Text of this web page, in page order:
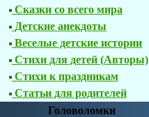
Сказки со всего мира
Детские анекдоты
Веселые детские истории
Стихи для детей (Авторы)
Стихи к праздникам
Статьи для родителей
Головоломки